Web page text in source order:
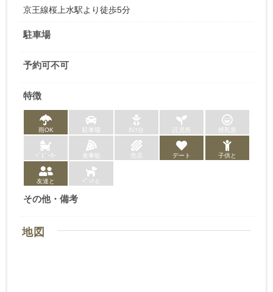
京王線桜上水駅より徒歩5分
駐車場
予約可不可
特徴
雨OK 駐車場 ｵﾑﾂ台 託児所 授乳室
ﾍﾞﾋﾞｰｶｰ 食事処 売店 デート 子供と
友達と ﾍﾟｯﾄと
その他・備考
地図